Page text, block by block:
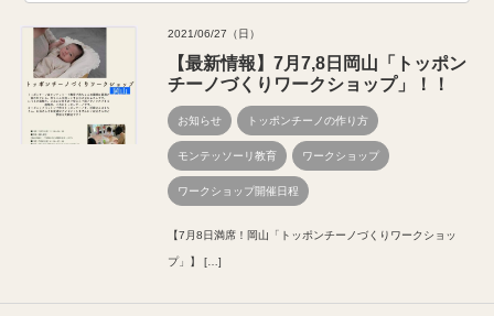
2021/06/27（日）
【最新情報】7月7,8日岡山「トッポン
チーノづくりワークショップ」！！
お知らせ トッポンチーノの作り方
モンテッソーリ教育 ワークショップ
ワークショップ開催日程
【7月8日満席！岡山「トッポンチーノづくりワークショッ
プ」】 […]